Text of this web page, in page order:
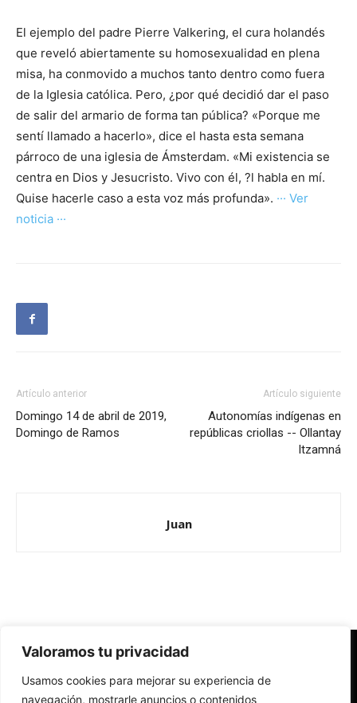
Valoramos tu privacidad
Usamos cookies para mejorar su experiencia de
navegación, mostrarle anuncios o contenidos
El ejemplo del padre Pierre Valkering, el cura holandés
que reveló abiertamente su homosexualidad en plena
misa, ha conmovido a muchos tanto dentro como fuera
de la Iglesia católica. Pero, ¿por qué decidió dar el paso
de salir del armario de forma tan pública? «Porque me
sentí llamado a hacerlo», dice el hasta esta semana
párroco de una iglesia de Ámsterdam. «Mi existencia se
centra en Dios y Jesucristo. Vivo con él, ?l habla en mí.
Quise hacerle caso a esta voz más profunda». ··· Ver
noticia ···
Artículo anterior
Domingo 14 de abril de 2019,
Domingo de Ramos
Artículo siguiente
Autonomías indígenas en
repúblicas criollas -- Ollantay
Itzamná
Juan
Redes Cristianas
Una mirada alternativa sobre la Iglesia católica y la sociedad
- Colectivos de Redes Cristianas